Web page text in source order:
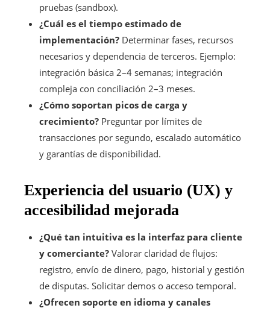
pruebas (sandbox).
¿Cuál es el tiempo estimado de
implementación? Determinar fases, recursos
necesarios y dependencia de terceros. Ejemplo:
integración básica 2–4 semanas; integración
compleja con conciliación 2–3 meses.
¿Cómo soportan picos de carga y
crecimiento? Preguntar por límites de
transacciones por segundo, escalado automático
y garantías de disponibilidad.
Experiencia del usuario (UX) y
accesibilidad mejorada
¿Qué tan intuitiva es la interfaz para cliente
y comerciante? Valorar claridad de flujos:
registro, envío de dinero, pago, historial y gestión
de disputas. Solicitar demos o acceso temporal.
¿Ofrecen soporte en idioma y canales